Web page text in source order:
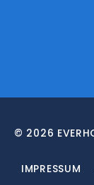
IMPRESSUM